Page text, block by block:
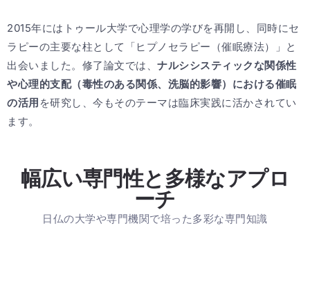
2015年にはトゥール大学で心理学の学びを再開し、同時にセ
ラピーの主要な柱として「ヒプノセラピー（催眠療法）」と
出会いました。修了論文では、 ナルシシスティックな関係性
や心理的支配（毒性のある関係、洗脳的影響）における催眠
の活用 を研究し、今もそのテーマは臨床実践に活かされてい
ます。
幅広い専門性と多様なアプロ
ーチ
日仏の大学や専門機関で培った多彩な専門知識